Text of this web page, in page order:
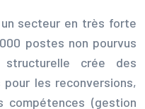
secteur en très forte
postes non pourvus
crée des
les reconversions,
compétences (gestion